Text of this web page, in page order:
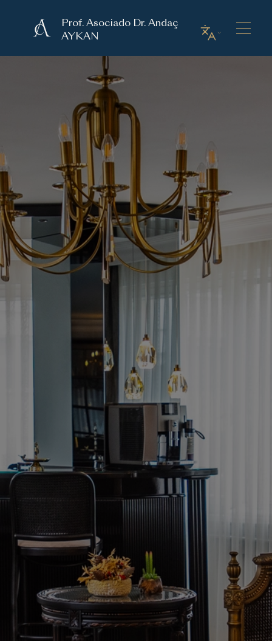
Prof. Asociado Dr. Andaç
AYKAN
Asistencia Telefónica
+90 (532) 100 90 74
Llamar ahora
Contacto por E-mail
consultation@aykanclinic.com
Enviar E-mail
Comience su consulta gratuita
Nombre completo